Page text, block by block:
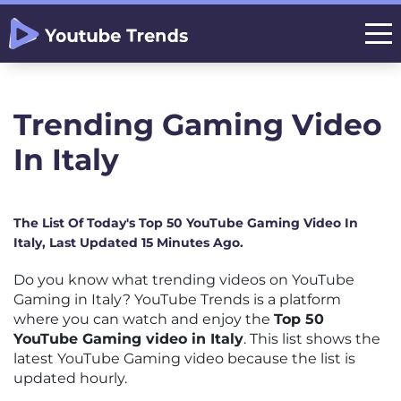
Trending Gaming Video
In Italy
The List Of Today's Top 50 YouTube Gaming Video In
Italy, Last Updated 15 Minutes Ago.
Do you know what trending videos on YouTube
Gaming in Italy? YouTube Trends is a platform
where you can watch and enjoy the Top 50
YouTube Gaming video in Italy. This list shows the
latest YouTube Gaming video because the list is
updated hourly.